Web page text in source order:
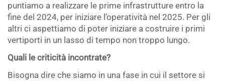
puntiamo a realizzare le prime infrastrutture entro la
fine del 2024, per iniziare l’operatività nel 2025. Per gli
altri ci aspettiamo di poter iniziare a costruire i primi
vertiporti in un lasso di tempo non troppo lungo.
Quali le criticità incontrate?
Bisogna dire che siamo in una fase in cui il settore si